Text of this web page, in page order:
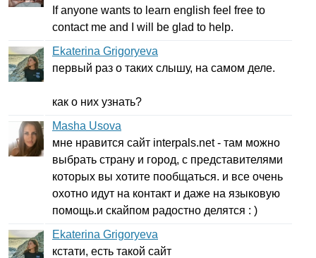
If anyone wants to learn english feel free to
contact me and will be glad to help.
Ekaterina Grigoryeva
первый раз о таких слышу, на самом деле.
как о них узнать?
Masha Usova
мне нравится сайт interpals.net- там можно
выбрать страну и город, с представителями
которых вы хотите пообщаться. и все очень
охотно идут на контакт и даже на языковую
помощь.и скайпом радостно делятся : )
Ekaterina Grigoryeva
кстати, есть такой сайт